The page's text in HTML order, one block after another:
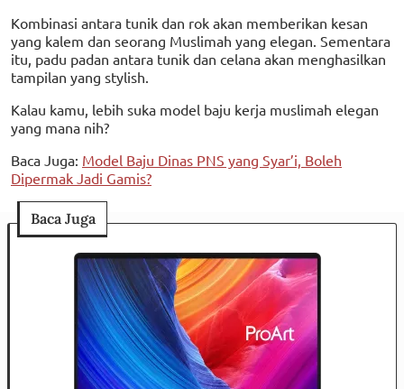
Kombinasi antara tunik dan rok akan memberikan kesan
yang kalem dan seorang Muslimah yang elegan. Sementara
itu, padu padan antara tunik dan celana akan menghasilkan
tampilan yang stylish.
Kalau kamu, lebih suka model baju kerja muslimah elegan
yang mana nih?
Baca Juga: Model Baju Dinas PNS yang Syar’i, Boleh
Dipermak Jadi Gamis?
Baca Juga